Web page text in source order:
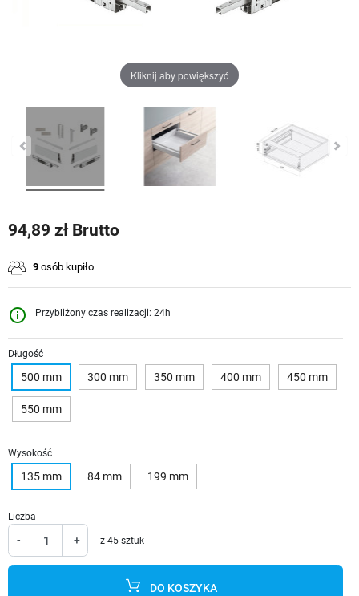
Kliknij aby powiększyć
94,89 zł Brutto
9 osób kupiło
info_outline Przybliżony czas realizacji: 24h
Długość
500 mm 300 mm 350 mm 400 mm 450 mm
550 mm
Wysokość
135 mm 84 mm 199 mm
Liczba
- + z 45 sztuk
DO KOSZYKA